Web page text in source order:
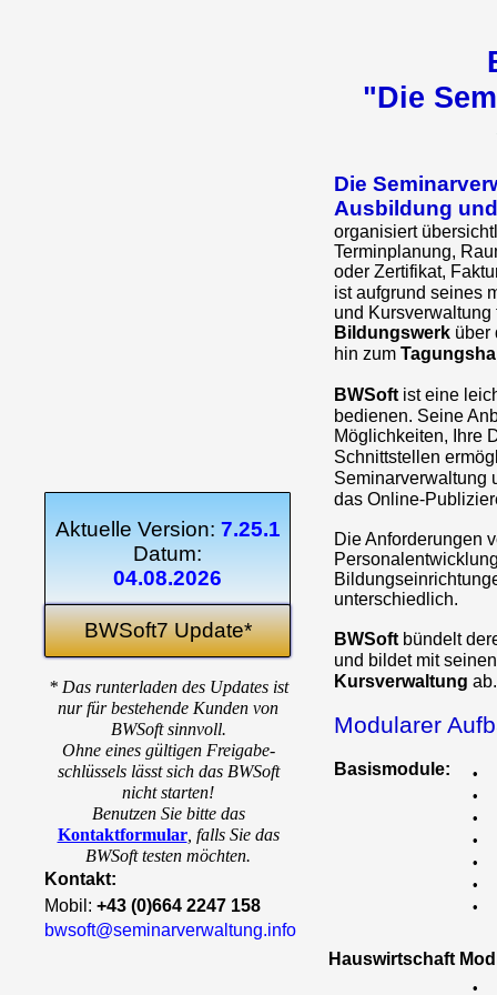
Die
Ausbildung
organisiert
Terminplanung,
oder Zertifikat,
ist aufgrund seines
und
Bildungswerk über
hin zum
BWSoft ist eine
bedienen. Seine
Möglichkeiten, Ihre
Schnittstellen
Seminarverwaltung
das Online-
Die Anforderungen
unterschiedlich.
BWSoft bündelt
und bildet mit
Kursverwaltung ab.
Modularer
Basismodule:
Aktuelle Version: 7.25.1
Datum:
04.08.2026
BWSoft7 Update*
"Die
Kontakt:
Mobil: +43 (0)664 2247 158
bwsoft@seminarverwaltung.info
* Das runterladen des Updates ist
nur für bestehende Kunden von
BWSoft sinnvoll.
Ohne eines gültigen Freigabe-
schlüssels lässt sich das BWSoft
nicht starten!
Benutzen Sie bitte das
Kontaktformular, falls Sie das
BWSoft testen möchten.
•
•
•
•
•
•
•
Hauswirtschaft
•